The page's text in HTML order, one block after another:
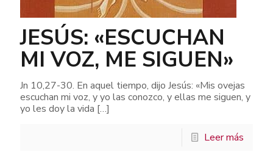
JESÚS: «ESCUCHAN
MI VOZ, ME SIGUEN»
Jn 10,27-30. En aquel tiempo, dijo Jesús: «Mis ovejas
escuchan mi voz, y yo las conozco, y ellas me siguen, y
yo les doy la vida […]
Leer más